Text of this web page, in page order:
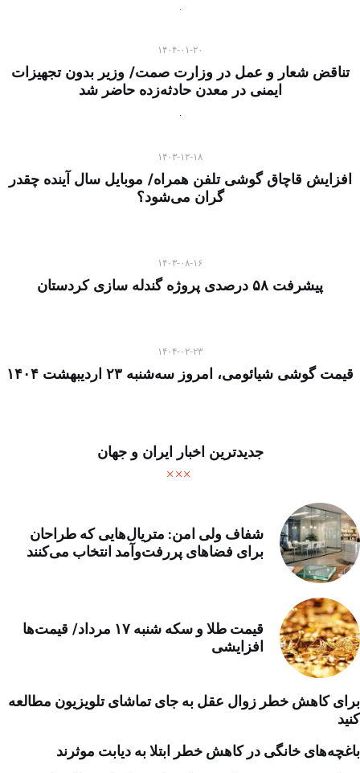
۱۴۰۴-۰۱-۲۰
تناقض شعار و عمل در وزارت صمت/ وزیر بدون تجهیزات
ایمنی در معدن حادثه‌زده حاضر شد
۱۴۰۳-۱۲-۱۸
افزایش قاچاق گوشی تلفن همراه/ موبایل سال آینده چقدر
گران می‌شود؟
۱۴۰۳-۰۸-۱۶
پیشرفت ۵۸ درصدی پروژه گندله سازی کردستان
۱۴۰۴-۰۲-۲۳
قیمت گوشی شیائومی، امروز سه‌شنبه ۲۳ اردیبهشت ۱۴۰۴
جدیدترین اخبار ایران و جهان
شفاف ولی امن: متریال‌هایی که طراحان
برای فضاهای پررفت‌وآمد انتخاب می‌کنند
قیمت طلا و سکه شنبه ۱۷ مرداد/ قیمت‌ها
افزایشی
برای کاهش خطر زوال عقل به جای تماشای تلویزیون مطالعه
کنید
باغچه‌های خانگی در کاهش خطر ابتلا به دیابت موثرند